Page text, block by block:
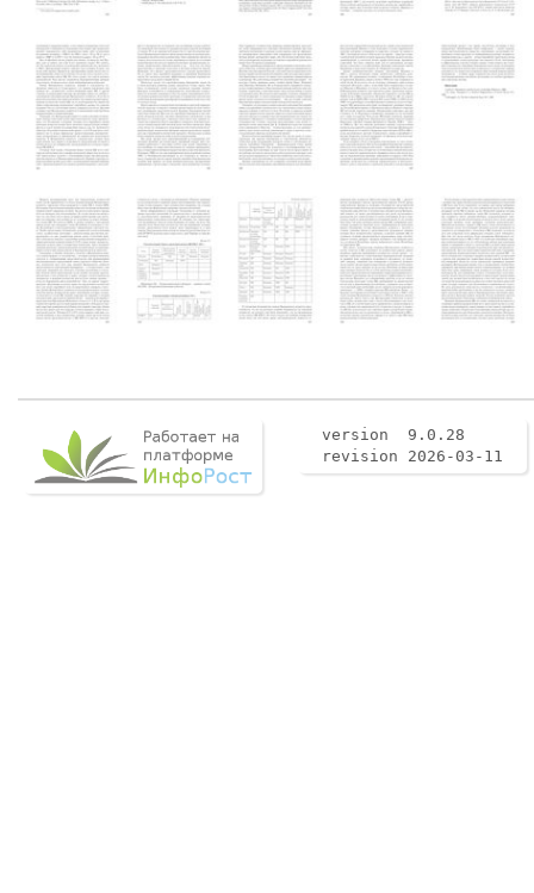
version 9.0.28
revision 2026-03-11